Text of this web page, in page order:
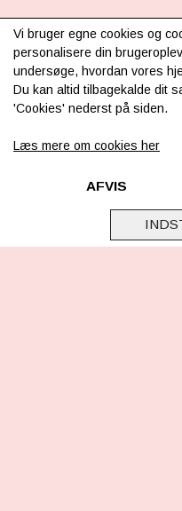
INFORMATION
Om os
Levering & betaling
Retur
Samarbejde
Cookie &
Vi bruger egne cookies og
personalisere din
undersøge, hvordan vores
Du kan altid tilbagekalde dit
'Cookies' nederst på siden.
Læs mere om cookies her
AFVIS